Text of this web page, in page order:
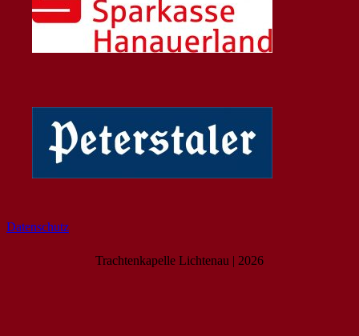
Datenschutz
Trachtenkapelle Lichtenau | 2026